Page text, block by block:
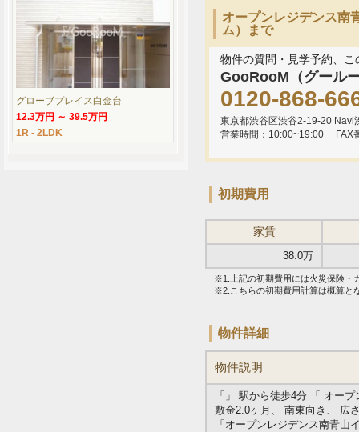
オープンレジデンス南
ム）まで
物件の質問・見学予約、
GooRooM（グール
0120-868-
東京都渋谷区渋谷2-19-20 Navi
営業時間：10:00~19:00
FAX
初期費用
家賃
38.0万
※1.上記の初期費用には火災保険・
※2.こちらの初期費用計算は概算と
物件詳細
物件説明
「」 駅から徒歩4分 「 オー
敷金2.0ヶ月、 南東向き、 広
「オープンレジデンス南青
グローブプレイス白金台
12.3万円 ～ 39.5万円
1R - 2LDK